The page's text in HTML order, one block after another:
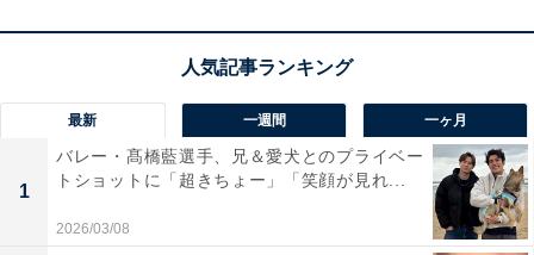
最新 一週間 一ヶ月
1
バレー・髙橋藍選手、兄＆愛犬とのプライベー
トショットに「超きちょー」「笑顔が見れ...
2026/03/08